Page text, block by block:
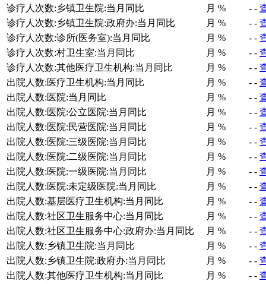
诊疗人次数:乡镇卫生院:当月同比
月 % - -
诊疗人次数:乡镇卫生院:政府办:当月同比
月 % - -
诊疗人次数:诊所(医务室):当月同比
月 % - -
诊疗人次数:村卫生室:当月同比
月 % - -
诊疗人次数:其他医疗卫生机构:当月同比
月 % - -
出院人数:医疗卫生机构:当月同比
月 % - -
出院人数:医院:当月同比
月 % - -
出院人数:医院:公立医院:当月同比
月 % - -
出院人数:医院:民营医院:当月同比
月 % - -
出院人数:医院:三级医院:当月同比
月 % - -
出院人数:医院:二级医院:当月同比
月 % - -
出院人数:医院:一级医院:当月同比
月 % - -
出院人数:医院:未定级医院:当月同比
月 % - -
出院人数:基层医疗卫生机构:当月同比
月 % - -
出院人数:社区卫生服务中心:当月同比
月 % - -
出院人数:社区卫生服务中心:政府办:当月同比
月 % - -
出院人数:乡镇卫生院:当月同比
月 % - -
出院人数:乡镇卫生院:政府办:当月同比
月 % - -
出院人数:其他医疗卫生机构:当月同比
月 % - -